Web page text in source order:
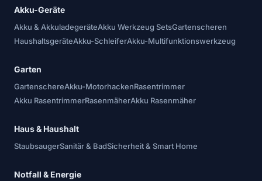
Akku-Geräte
Akku & AkkuladegeräteAkku Werkzeug SetsGartenscheren
HaushaltsgeräteAkku-SchleiferAkku-Multifunktionswerkzeug
Garten
GartenschereAkku-MotorhackenRasentrimmer
Akku RasentrimmerRasenmäherAkku Rasenmäher
Haus & Haushalt
StaubsaugerSanitär & BadSicherheit & Smart Home
Notfall & Energie